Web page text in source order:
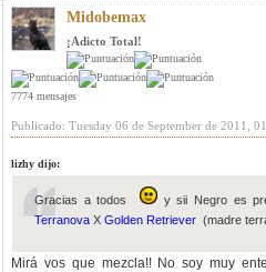
Midobemax
¡Adicto Total!
7774 mensajes
Publicado: Tuesday 06 de September de 2011,
lizhy dijo:
Gracias a todos
y sii Negro es
Terranova X Golden Retriever (madre
Mirá vos que mezcla!! No soy muy